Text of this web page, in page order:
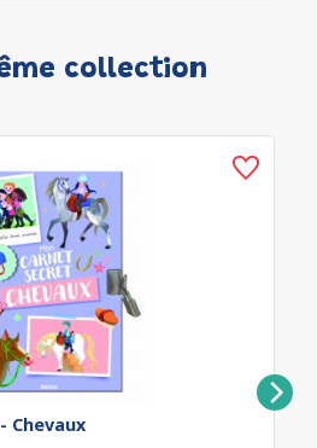
collection
Chevaux